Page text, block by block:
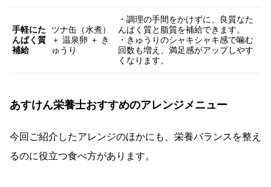
手軽にた
んぱく質
補給
ツナ缶（水煮）
＋ 温泉卵 ＋ き
ゅうり
・調理の手間をかけずに、良質なた
んぱく質と脂質を補給できます。
・きゅうりのシャキシャキ感で噛む
回数も増え、満足感がアップしやす
くなります。
あすけん栄養士おすすめのアレンジメニュー
今回ご紹介したアレンジのほかにも、栄養バランスを整え
るのに役立つ食べ方があります。